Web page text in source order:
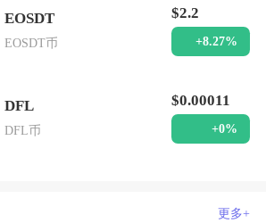
EOSDT
EOSDT币
$2.2
+8.27%
DFL
DFL币
$0.00011
+0%
更多+